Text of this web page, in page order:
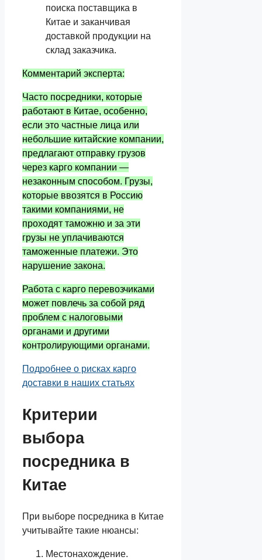
поиска поставщика в
Китае и заканчивая
доставкой продукции на
склад заказчика.
Комментарий эксперта:
Часто посредники, которые
работают в Китае, особенно,
если это частные лица или
небольшие китайские компании,
предлагают отправку грузов
через карго компании —
незаконным способом. Грузы,
которые ввозятся в Россию
такими компаниями, не
проходят таможню и за эти
грузы не уплачиваются
таможенные платежи. Это
нарушение закона.
Работа с карго перевозчиками
может повлечь за собой ряд
проблем с налоговыми
органами и другими
контролирующими органами.
Подробнее о рисках карго
доставки в наших статьях
Критерии
выбора
посредника в
Китае
При выборе посредника в Китае
учитывайте такие нюансы:
Местонахождение.